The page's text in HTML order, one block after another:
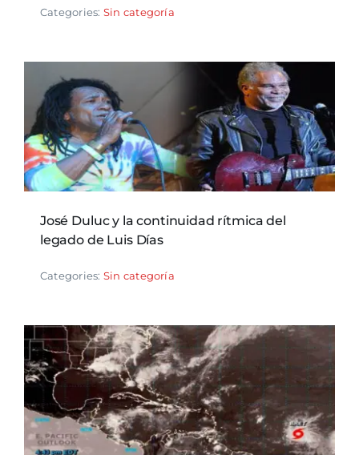
Categories: Sin categoría
José Duluc y la continuidad rítmica del
legado de Luis Días
Categories: Sin categoría